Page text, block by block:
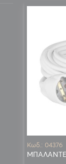
Κωδ.: 04376